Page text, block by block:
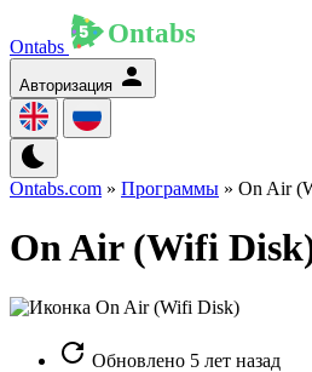
Ontabs
Авторизация
Ontabs.com » Программы » On Air
On Air (Wifi
Обновлено 5 лет назад